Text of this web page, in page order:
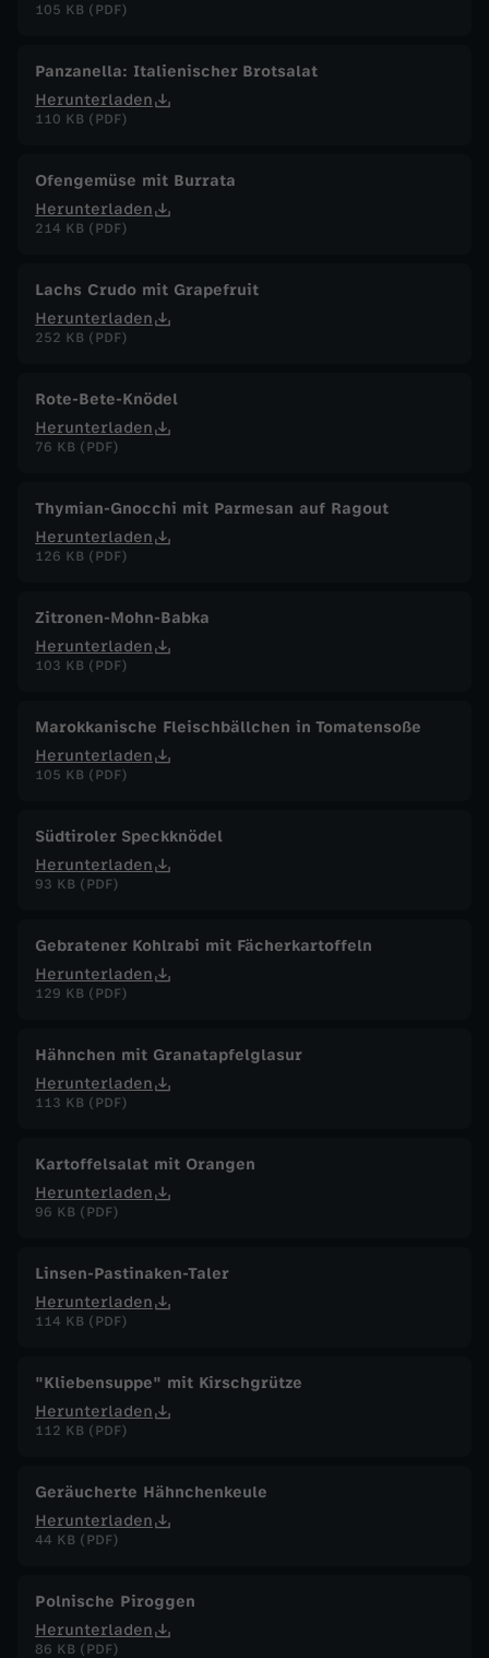
105 KB (PDF)
Panzanella: Italienischer Brotsalat
Herunterladen
110 KB (PDF)
Ofengemüse mit Burrata
Herunterladen
214 KB (PDF)
Lachs Crudo mit Grapefruit
Herunterladen
252 KB (PDF)
Rote-Bete-Knödel
Herunterladen
76 KB (PDF)
Thymian-Gnocchi mit Parmesan auf Ragout
Herunterladen
126 KB (PDF)
Zitronen-Mohn-Babka
Herunterladen
103 KB (PDF)
Marokkanische Fleischbällchen in Tomatensoße
Herunterladen
105 KB (PDF)
Südtiroler Speckknödel
Herunterladen
93 KB (PDF)
Gebratener Kohlrabi mit Fächerkartoffeln
Herunterladen
129 KB (PDF)
Hähnchen mit Granatapfelglasur
Herunterladen
113 KB (PDF)
Kartoffelsalat mit Orangen
Herunterladen
96 KB (PDF)
Linsen-Pastinaken-Taler
Herunterladen
114 KB (PDF)
"Kliebensuppe" mit Kirschgrütze
Herunterladen
112 KB (PDF)
Geräucherte Hähnchenkeule
Herunterladen
44 KB (PDF)
Polnische Piroggen
Herunterladen
86 KB (PDF)